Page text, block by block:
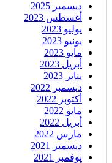
ديسمبر 2025
أغسطس 2023
يوليو 2023
يونيو 2023
مايو 2023
أبريل 2023
يناير 2023
ديسمبر 2022
أكتوبر 2022
مايو 2022
أبريل 2022
مارس 2022
ديسمبر 2021
نوفمبر 2021